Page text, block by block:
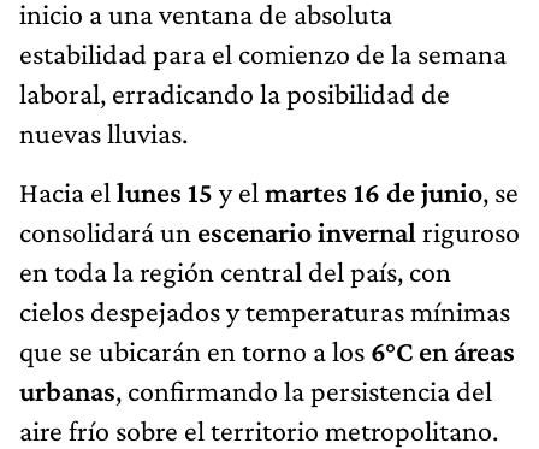
inicio a una ventana de absoluta
estabilidad para el comienzo de la semana
laboral, erradicando la posibilidad de
nuevas lluvias.
Hacia el lunes 15 y el martes 16 de junio, se
consolidará un escenario invernal riguroso
en toda la región central del país, con
cielos despejados y temperaturas mínimas
que se ubicarán en torno a los 6°C en áreas
urbanas, confirmando la persistencia del
aire frío sobre el territorio metropolitano.